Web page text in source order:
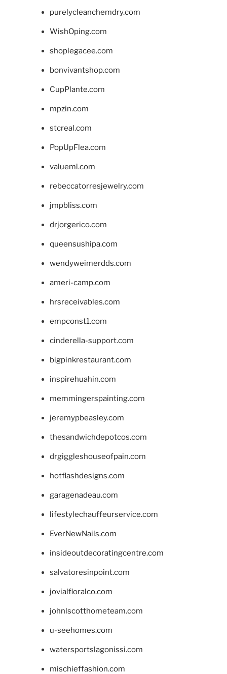
purelycleanchemdry.com
WishOping.com
shoplegacee.com
bonvivantshop.com
CupPlante.com
mpzin.com
stcreal.com
PopUpFlea.com
valueml.com
rebeccatorresjewelry.com
jmpbliss.com
drjorgerico.com
queensushipa.com
wendyweimerdds.com
ameri-camp.com
hrsreceivables.com
empconst1.com
cinderella-support.com
bigpinkrestaurant.com
inspirehuahin.com
memmingerspainting.com
jeremypbeasley.com
thesandwichdepotcos.com
drgiggleshouseofpain.com
hotflashdesigns.com
garagenadeau.com
lifestylechauffeurservice.com
EverNewNails.com
insideoutdecoratingcentre.com
salvatoresinpoint.com
jovialfloralco.com
johnlscotthometeam.com
u-seehomes.com
watersportslagonissi.com
mischieffashion.com